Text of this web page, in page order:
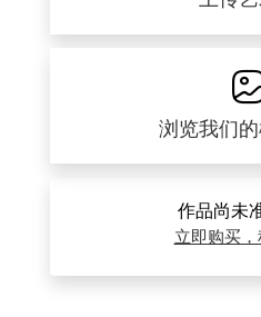
浏览我们
作品尚未
立即购买